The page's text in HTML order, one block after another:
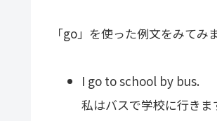
「go」を使った例文をみてみ
I go to school by bus.
私はバスで学校に行きま